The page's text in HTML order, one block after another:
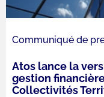
Communiqué de
Atos lance la
gestion
Collectivités